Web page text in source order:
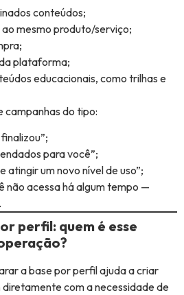
conteúdos;
mesmo produto/serviço;
plataforma;
educacionais, como trilhas e
campanhas do tipo:
para você”;
atingir um novo nível de uso”;
não acessa há algum tempo —
perfil: quem é esse
a base por perfil ajuda a criar
com a necessidade de